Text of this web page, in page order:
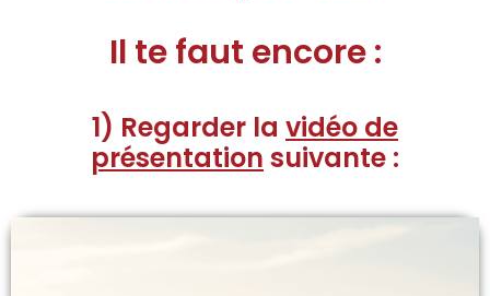
Il te faut encore :
1) Regarder la vidéo de
présentation suivante :